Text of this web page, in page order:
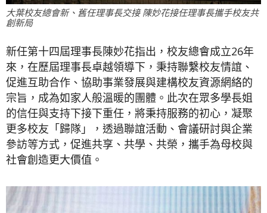
大葉校友總會新、舊任理事長交接 陳妙花接任理事長攜手校友共
創新局
新任第十四屆理事長陳妙花指出，校友總會成立26年
來，在歷屆理事長卓越領導下，秉持聯繫校友情誼、
促進互助合作、協助事業發展與建構校友資源網絡的
宗旨，成為如家人般溫暖的團體。此次在眾多學長姐
的信任與支持下接下重任，將秉持服務的初心，凝聚
更多校友「歸隊」，透過聯誼活動、會議研討與企業
參訪等方式，促進共享、共學、共榮，攜手為母校與
社會創造更大價值。